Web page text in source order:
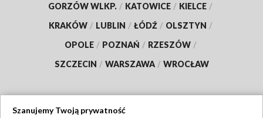
GORZÓW WLKP. / KATOWICE / KIELCE /
KRAKÓW / LUBLIN / ŁÓDŹ / OLSZTYN /
OPOLE / POZNAŃ / RZESZÓW /
SZCZECIN / WARSZAWA / WROCŁAW
Szanujemy Twoją prywatność